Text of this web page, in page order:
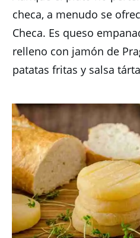
checa, a menudo se
Checa. Es queso
relleno con jamón de
patatas fritas y salsa